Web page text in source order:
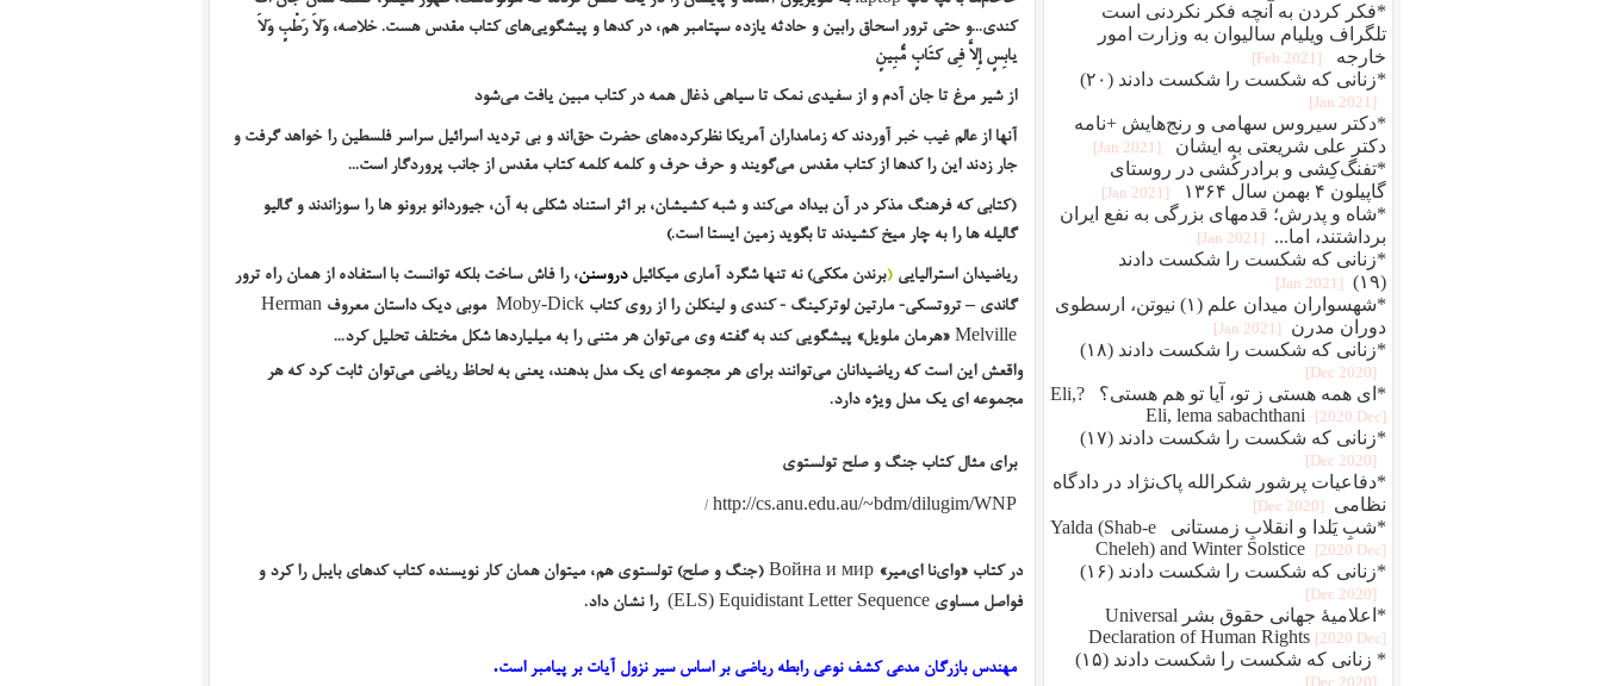
کندی...و حتی ترور اسحاق رابین و حادثه یازده سپتامبر هم، در کدها و پیشگویی‌های کتاب مقدس هست. خلاصه،وَلاَ رَطْبٍ وَلاَ
یابِسٍ إِلاَّ فِی کتَابٍ مُّبِینٍ
از شیر مرغ تا جان آدم و از سفیدی نمک تا سیاهی ذغال همه در کتاب مبین یافت می‌شود
آنها از عالم غیب خبر آوردند که زمامداران آمریکا نظرکرده‌های حضرت حق‌اند و بی تردید اسرائیل سراسر فلسطین را خواهد گرفت و
جار زدند این را کدها از کتاب مقدس می‌گویند و حرف حرف و کلمه کلمه کتاب مقدس از جانب پروردگار است...
(کتابی که فرهنگ مذکر در آن بیداد می‌کند و شبه کشیشان، بر اثر استناد شکلی به آن، جیوردانو برونو ها را سوزاندند و گالیو
گالیله ها را به چار میخ کشیدند تا بگوید زمین ایستا است.)
ریاضیدان استرالیایی (برندن مککی) نه تنها شگرد آماریمیکائیل دروسنن، را فاش ساخت بلکه توانست با استفاده از همان راه ترور
گاندی –تروتسکی- مارتین لوترکینگ - کندی و لینکلن را از روی کتاب Moby-Dick موبی دیک داستان معروف Herman
Melville «هرمان ملویل» پیشگویی کند به گفته وی می‌توان هر متنی را به میلیاردها شکل مختلف تحلیل کرد...
واقعش این است که ریاضیدانان می‌توانند برای هر مجموعه ای یک مدل بدهند، یعنی به لحاظ ریاضی می‌توان ثابت کرد که هر
مجموعه ای یک مدل ویژه دارد.
برای مثال کتاب جنگ و صلح تولستوی
http://cs.anu.edu.au/~bdm/dilugim/WNP
/
در کتاب «وای‌نا ای‌میر» Война и мир (جنگ و صلح) تولستوی هم، میتوان همان کار نویسنده کتاب کدهای بایبل را کرد و
فواصل مساوی (ELS) Equidistant Letter Sequence را نشان داد.
مهندس بازرگان مدعی کشف نوعی رابطه ریاضی بر اساس سیر نزول آیات بر پیامبر است.
*فکر کردن به آنچه فکر نکردنی است
تلگراف ویلیام سالیوان به وزارت امور
خارجه
[2021 Feb]
*زنانی که شکست را شکست دادند (۲۰)
[2021 Jan]
*دکتر سیروس سهامی و رنج‌هایش +نامه
دکتر علی شریعتی به ایشان
[2021 Jan]
*تفنگ‌کِشی و برادرکُشی در روستای
گاپیلون ۴ بهمن سال ۱۳۶۴
[2021 Jan]
*شاه و پدرش؛ قدمهای بزرگی به نفع ایران
برداشتند، اما...
[2021 Jan]
*زنانی که شکست را شکست دادند
(۱۹)
[2021 Jan]
*شهسواران میدان علم (۱) نیوتن، ارسطوی
دوران مدرن
[2021 Jan]
*زنانی که شکست را شکست دادند (۱۸)
[2020 Dec]
*ای همه هستی ز تو، آیا تو هم هستی؟ ?Eli,
Eli, lema sabachthani
[2020 Dec]
*زنانی که شکست را شکست دادند (۱۷)
[2020 Dec]
*دفاعيات پرشور شکرالله پاک‌نژاد در دادگاه
نظامی
[2020 Dec]
*شبِ یَلدا و انقلابِ زمستانی Yalda (Shab-e
Cheleh) and Winter Solstice
[2020 Dec]
*زنانی که شکست را شکست دادند (۱۶)
[2020 Dec]
*اعلامیهٔ جهانی حقوق بشر Universal
Declaration of Human Rights [2020 Dec]
* زنانی که شکست را شکست دادند (۱۵)
[2020 Dec]